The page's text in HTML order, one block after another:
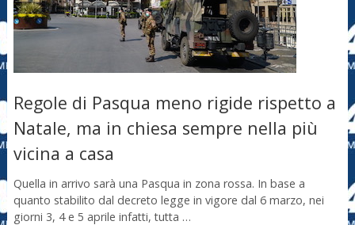
Regole di Pasqua meno rigide rispetto a
Natale, ma in chiesa sempre nella più
vicina a casa
Quella in arrivo sarà una Pasqua in zona rossa. In base a
quanto stabilito dal decreto legge in vigore dal 6 marzo, nei
giorni 3, 4 e 5 aprile infatti, tutta …